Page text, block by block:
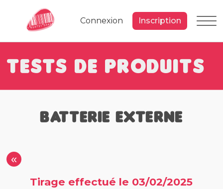
Connexion Inscription
Tests de Produits
Batterie Externe
«
Tirage effectué le 03/02/2025